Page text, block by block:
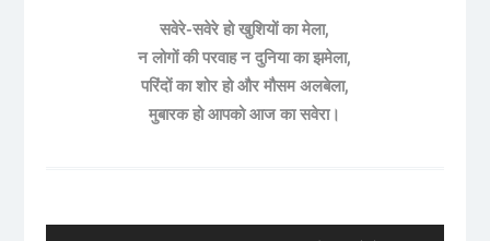
सवेरे-सवेरे हो खुशियों का मेला,
न लोगों की परवाह न दुनिया का झमेला,
परिंदों का शोर हो और मौसम अलबेला,
मुबारक हो आपको आज का सवेरा।